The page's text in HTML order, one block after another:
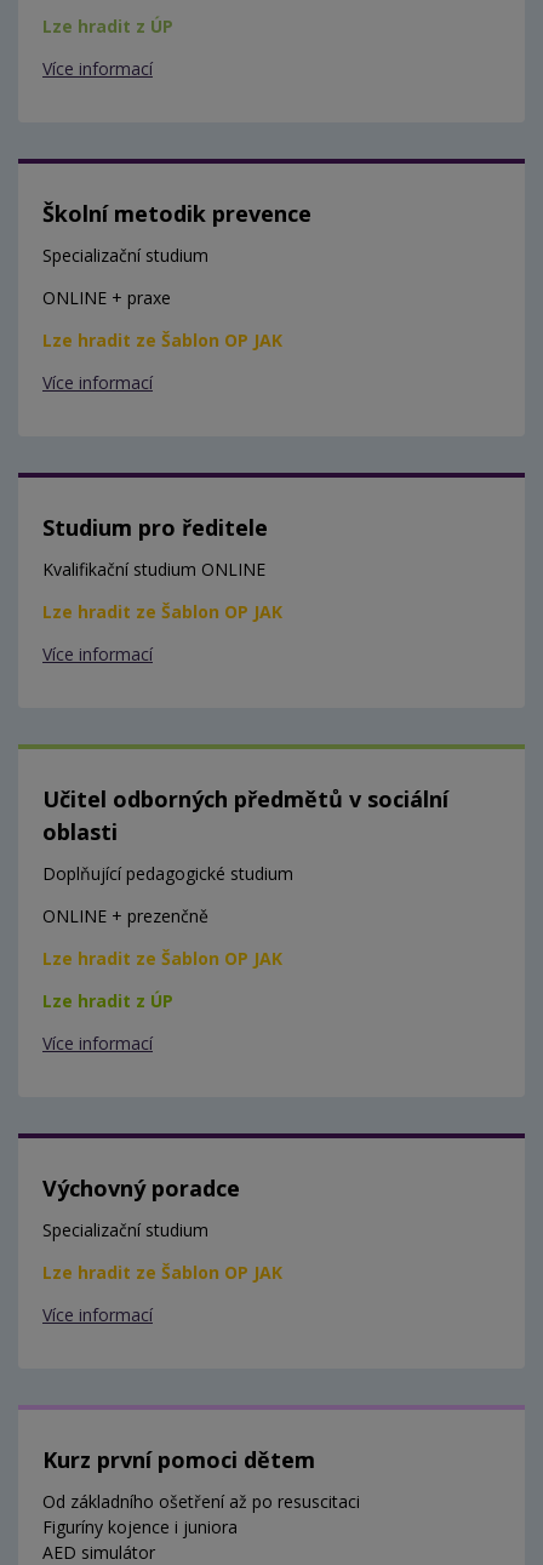
Lze hradit z ÚP
Více informací
Školní metodik prevence
Specializační studium
ONLINE + praxe
Lze hradit ze Šablon OP JAK
Více informací
Studium pro ředitele
Kvalifikační studium ONLINE
Lze hradit ze Šablon OP JAK
Více informací
Učitel odborných předmětů v sociální
oblasti
Doplňující pedagogické studium
ONLINE + prezenčně
Lze hradit ze Šablon OP JAK
Lze hradit z ÚP
Více informací
Výchovný poradce
Specializační studium
Lze hradit ze Šablon OP JAK
Více informací
Kurz první pomoci dětem
Od základního ošetření až po resuscitaci
Figuríny kojence i juniora
AED simulátor